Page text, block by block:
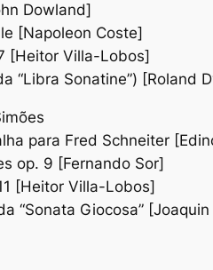
Dowland]
[Napoleon Coste]
[Heitor Villa-Lobos]
“Libra Sonatine”) [Roland
para Fred Schneiter
op. 9 [Fernando Sor]
[Heitor Villa-Lobos]
“Sonata Giocosa” [Joaquin